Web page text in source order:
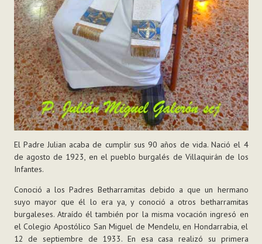
El Padre Julian acaba de cumplir sus 90 años de vida. Nació el 4
de agosto de 1923, en el pueblo burgalés de Villaquirán de los
Infantes.
Conoció a los Padres Betharramitas debido a que un hermano
suyo mayor que él lo era ya, y conoció a otros betharramitas
burgaleses. Atraído él también por la misma vocación ingresó en
el Colegio Apostólico San Miguel de Mendelu, en Hondarrabia, el
12 de septiembre de 1933. En esa casa realizó su primera